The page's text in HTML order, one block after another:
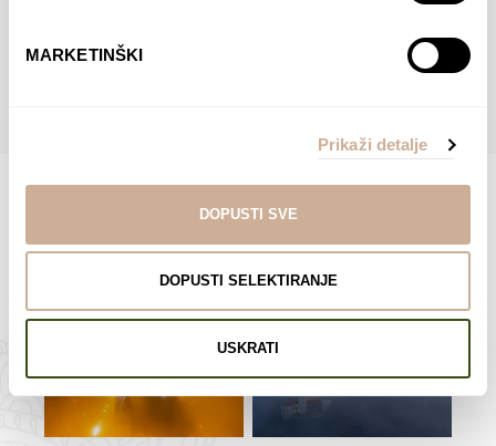
MARKETINŠKI
Prikaži detalje
DOPUSTI SVE
DOPUSTI SELEKTIRANJE
USKRATI
75,00 €
do
138,00 €
POGLEDAJTE SVE PROIZVODE U OVOJ KATEGORIJI
Limited Edition Fotografije